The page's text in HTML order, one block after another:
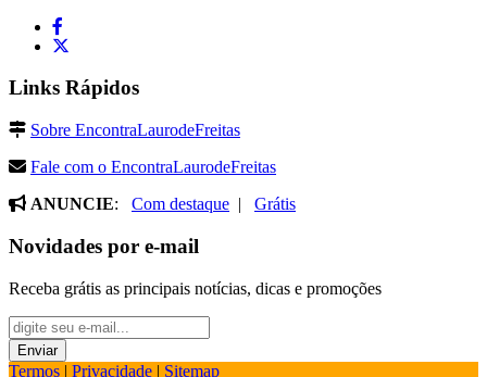
Links Rápidos
Sobre EncontraLaurodeFreitas
Fale com o EncontraLaurodeFreitas
ANUNCIE: Com destaque | Grátis
Novidades por e-mail
Receba grátis as principais notícias, dicas e promoções
Termos | Privacidade | Sitemap